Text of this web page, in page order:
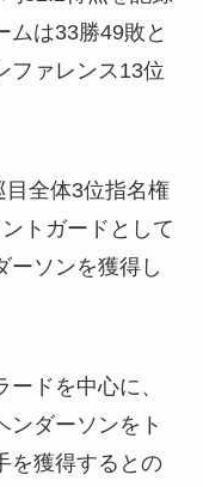
ムは33勝49敗と
ファレンス13位
全体3位指名権
トガードとして
ーソンを獲得し
ドを中心に、
ンダーソンをト
を獲得するとの